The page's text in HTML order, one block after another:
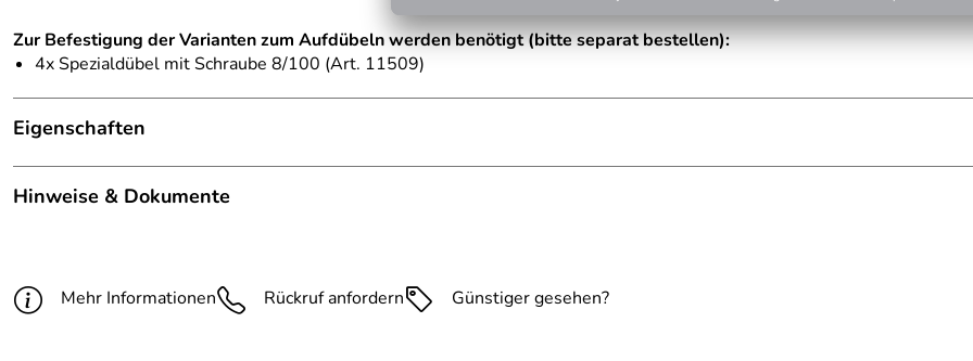
Zur Befestigung der Varianten zum Aufdübeln werden benötigt (bitte separat bestellen):
4x Spezialdübel mit Schraube 8/100 (Art. 11509)
Eigenschaften
Farbe:
Hinweise & Dokumente
PDF 6 Technische Zeichnung (155kB)
Mehr Informationen Rückruf anfordern Günstiger gesehen?